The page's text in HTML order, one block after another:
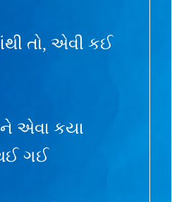
તો, એવી કઈ
એવા કયા
ગઈ